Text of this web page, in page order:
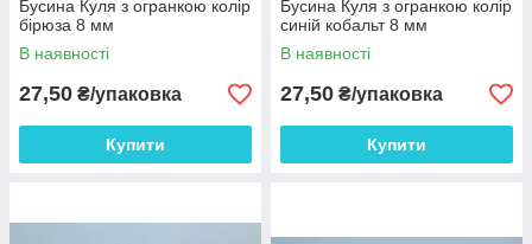
Бусина Куля з огранкою колір
бірюза 8 мм
В наявності
27,50 ₴/упаковка
Купити
Бусина Куля з огранкою колір
синій кобальт 8 мм
В наявності
27,50 ₴/упаковка
Купити